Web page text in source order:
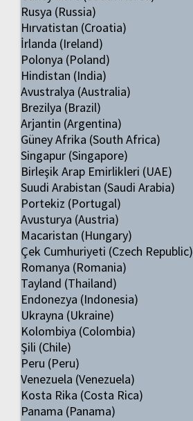
Rusya (Russia)
Hırvatistan (Croatia)
İrlanda (Ireland)
Polonya (Poland)
Hindistan (India)
Avustralya (Australia)
Brezilya (Brazil)
Arjantin (Argentina)
Güney Afrika (South Africa)
Singapur (Singapore)
Birleşik Arap Emirlikleri (UAE)
Suudi Arabistan (Saudi Arabia)
Portekiz (Portugal)
Avusturya (Austria)
Macaristan (Hungary)
Çek Cumhuriyeti (Czech Republic)
Romanya (Romania)
Tayland (Thailand)
Endonezya (Indonesia)
Ukrayna (Ukraine)
Kolombiya (Colombia)
Şili (Chile)
Peru (Peru)
Venezuela (Venezuela)
Kosta Rika (Costa Rica)
Panama (Panama)